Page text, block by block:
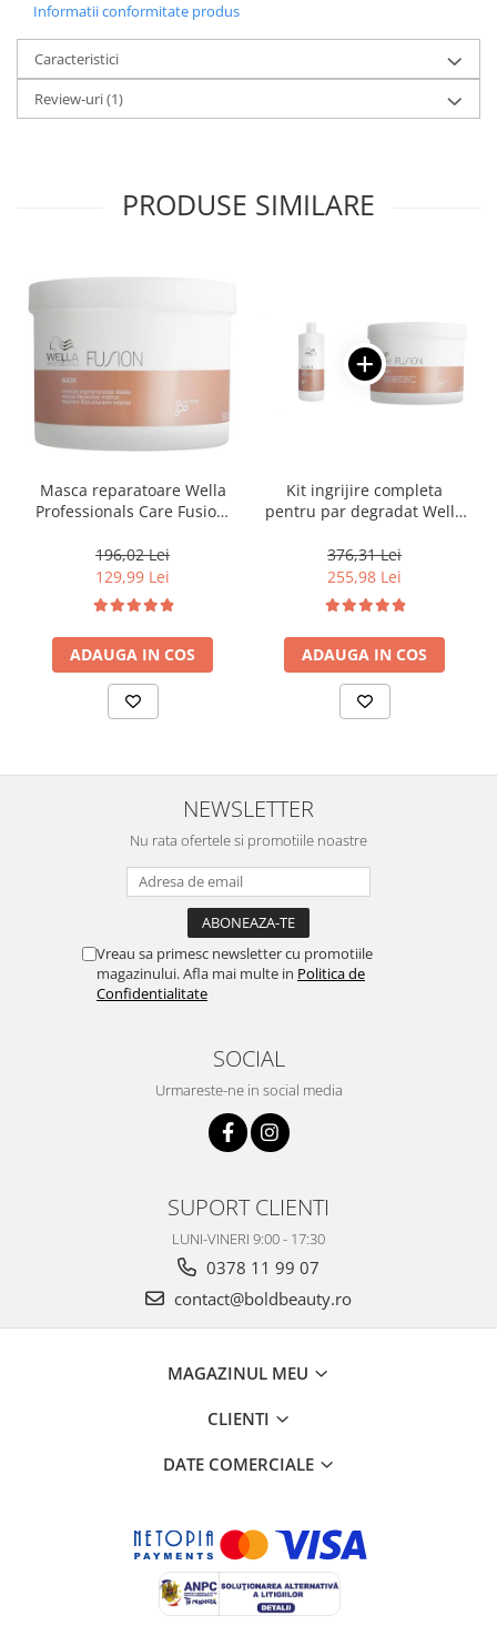
Informatii conformitate produs
Caracteristici
Review-uri(1)
PRODUSE SIMILARE
Masca reparatoare Wella
Professionals Care Fusion,
196,02 Lei
129,99 Lei
ADAUGA IN COS
Kit ingrijire completa
pentru par degradat Wella
Salon Size
376,31 Lei
255,98 Lei
ADAUGA IN COS
NEWSLETTER
Nu rata ofertele si promotiile noastre
Vreau sa primesc newsletter cu promotiile
magazinului. Afla mai multe in Politica de
Confidentialitate
SOCIAL
Urmareste-ne in social media
SUPORT CLIENTI
LUNI-VINERI 9:00 - 17:30
0378 11 99 07
contact@boldbeauty.ro
MAGAZINUL MEU
CLIENTI
DATE COMERCIALE